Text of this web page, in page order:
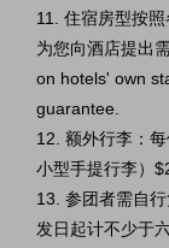
11. 住宿房型按
为您向酒店提出
on hotels' own
guarantee.
12. 额外行李：
小型手提行李）
13. 参团者需自
发日起计不少于